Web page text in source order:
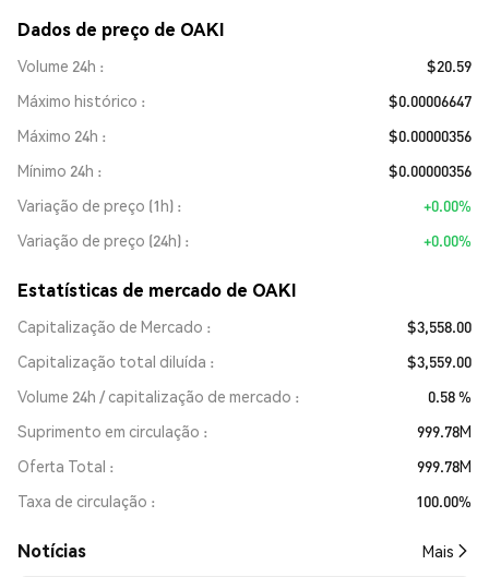
Dados de preço de OAKI
Volume 24h
$20.59
Máximo histórico
$0.00006647
Máximo 24h
$0.00000356
Mínimo 24h
$0.00000356
Variação de preço (1h)
+0.00%
Variação de preço (24h)
+0.00%
Estatísticas de mercado de OAKI
Capitalização de Mercado
$3,558.00
Capitalização total diluída
$3,559.00
Volume 24h / capitalização de mercado
0.58 %
Suprimento em circulação
999.78M
Oferta Total
999.78M
Taxa de circulação
100.00%
​​Notícias​​ Mais